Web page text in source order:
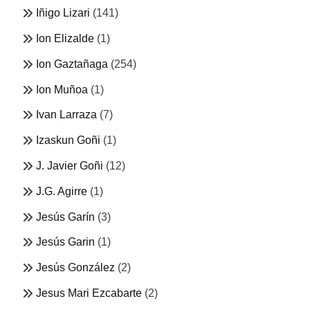
Iñigo Lizari (141)
Ion Elizalde (1)
Ion Gaztañaga (254)
Ion Muñoa (1)
Ivan Larraza (7)
Izaskun Goñi (1)
J. Javier Goñi (12)
J.G. Agirre (1)
Jesús Garín (3)
Jesús Garin (1)
Jesús González (2)
Jesus Mari Ezcabarte (2)